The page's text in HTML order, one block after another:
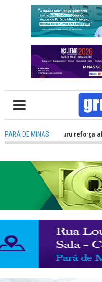
PARÁ DE MINAS
Carmo do Cajuru reforça